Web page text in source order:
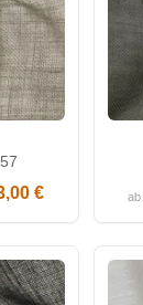
€ ab